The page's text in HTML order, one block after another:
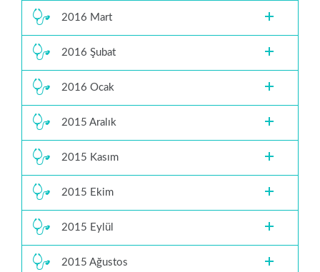
2016 Mart
2016 Şubat
2016 Ocak
2015 Aralık
2015 Kasım
2015 Ekim
2015 Eylül
2015 Ağustos